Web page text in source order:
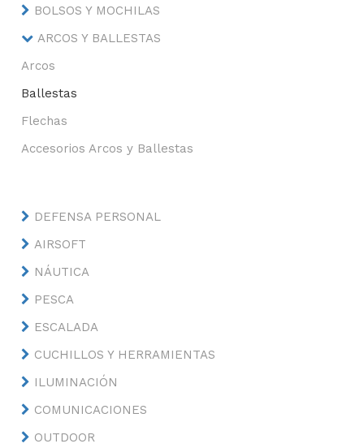
BOLSOS Y MOCHILAS
ARCOS Y BALLESTAS
Arcos
Ballestas
Flechas
Accesorios Arcos y Ballestas
DEFENSA PERSONAL
AIRSOFT
NÁUTICA
PESCA
ESCALADA
CUCHILLOS Y HERRAMIENTAS
ILUMINACIÓN
COMUNICACIONES
OUTDOOR